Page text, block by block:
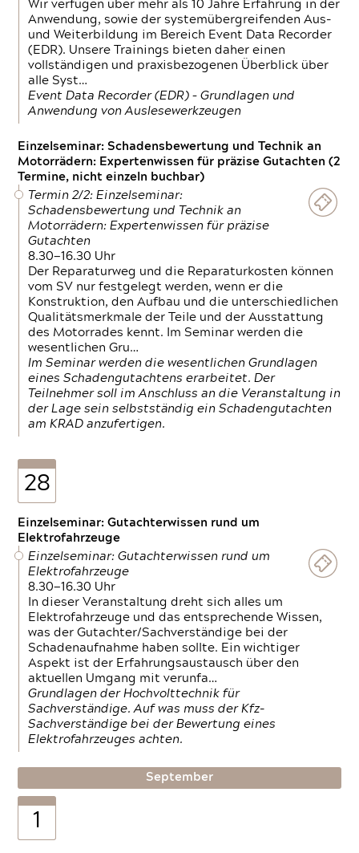
Wir verfügen über mehr als 10 Jahre Erfahrung in der
Anwendung, sowie der systemübergreifenden Aus-
und Weiterbildung im Bereich Event Data Recorder
(EDR). Unsere Trainings bieten daher einen
vollständigen und praxisbezogenen Überblick über
alle Syst…
Event Data Recorder (EDR) – Grundlagen und
Anwendung von Auslesewerkzeugen
Einzelseminar: Schadensbewertung und Technik an
Motorrädern: Expertenwissen für präzise Gutachten (2
Termine, nicht einzeln buchbar)
Termin 2/2: Einzelseminar:
Schadensbewertung und Technik an
Motorrädern: Expertenwissen für präzise
Gutachten
8.30—16.30 Uhr
Der Reparaturweg und die Reparaturkosten können
vom SV nur festgelegt werden, wenn er die
Konstruktion, den Aufbau und die unterschiedlichen
Qualitätsmerkmale der Teile und der Ausstattung
des Motorrades kennt. Im Seminar werden die
wesentlichen Gru…
Im Seminar werden die wesentlichen Grundlagen
eines Schadengutachtens erarbeitet. Der
Teilnehmer soll im Anschluss an die Veranstaltung in
der Lage sein selbstständig ein Schadengutachten
am KRAD anzufertigen.
28
Einzelseminar: Gutachterwissen rund um
Elektrofahrzeuge
Einzelseminar: Gutachterwissen rund um
Elektrofahrzeuge
8.30—16.30 Uhr
In dieser Veranstaltung dreht sich alles um
Elektrofahrzeuge und das entsprechende Wissen,
was der Gutachter/Sachverständige bei der
Schadenaufnahme haben sollte. Ein wichtiger
Aspekt ist der Erfahrungsaustausch über den
aktuellen Umgang mit verunfa…
Grundlagen der Hochvolttechnik für
Sachverständige. Auf was muss der Kfz-
Sachverständige bei der Bewertung eines
Elektrofahrzeuges achten.
September
1